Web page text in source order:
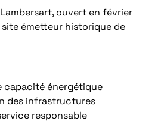
ouvert en février
émetteur historique de
capacité énergétique
des infrastructures
responsable